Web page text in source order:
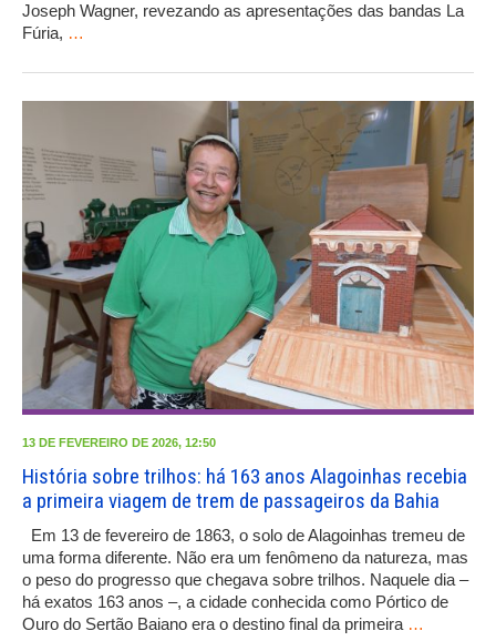
Joseph Wagner, revezando as apresentações das bandas La
Fúria, …
13 DE FEVEREIRO DE 2026, 12:50
História sobre trilhos: há 163 anos Alagoinhas recebia
a primeira viagem de trem de passageiros da Bahia
Em 13 de fevereiro de 1863, o solo de Alagoinhas tremeu de
uma forma diferente. Não era um fenômeno da natureza, mas
o peso do progresso que chegava sobre trilhos. Naquele dia –
há exatos 163 anos –, a cidade conhecida como Pórtico de
Ouro do Sertão Baiano era o destino final da primeira …